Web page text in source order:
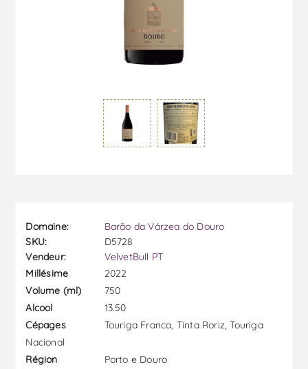
Domaine:
Barão da Várzea do Douro
SKU:
D5728
Vendeur:
VelvetBull PT
Millésime
2022
Volume (ml)
750
Alcool
13.50
Cépages
Touriga Franca, Tinta Roriz, Touriga
Nacional
Région
Porto e Douro